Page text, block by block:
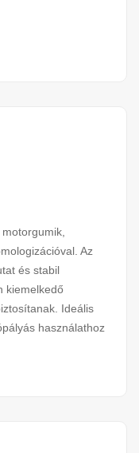
Az
és stabil
kiemelkedő
Ideális
használathoz